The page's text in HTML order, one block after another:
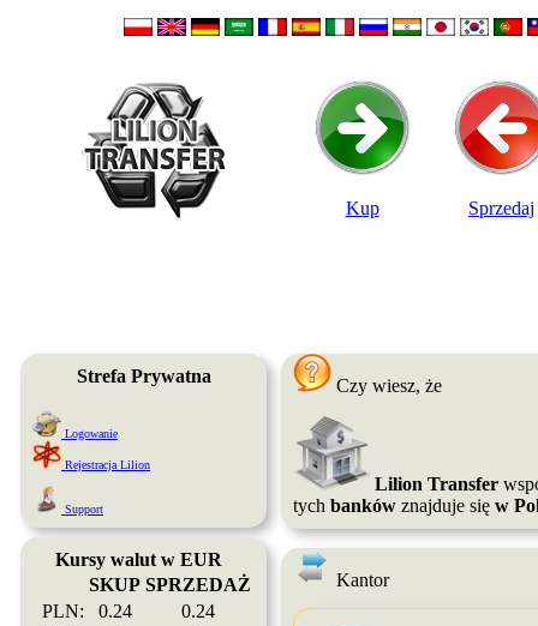
Kup Sprzedaj
Strefa Prywatna
Logowanie
Rejestracja Lilion
Support
Kursy walut w EUR
SKUP SPRZEDAŻ
PLN:
0.24
0.24
Czy wiesz, że
Lilion Transfer
tych banków znajduje się w
Kantor